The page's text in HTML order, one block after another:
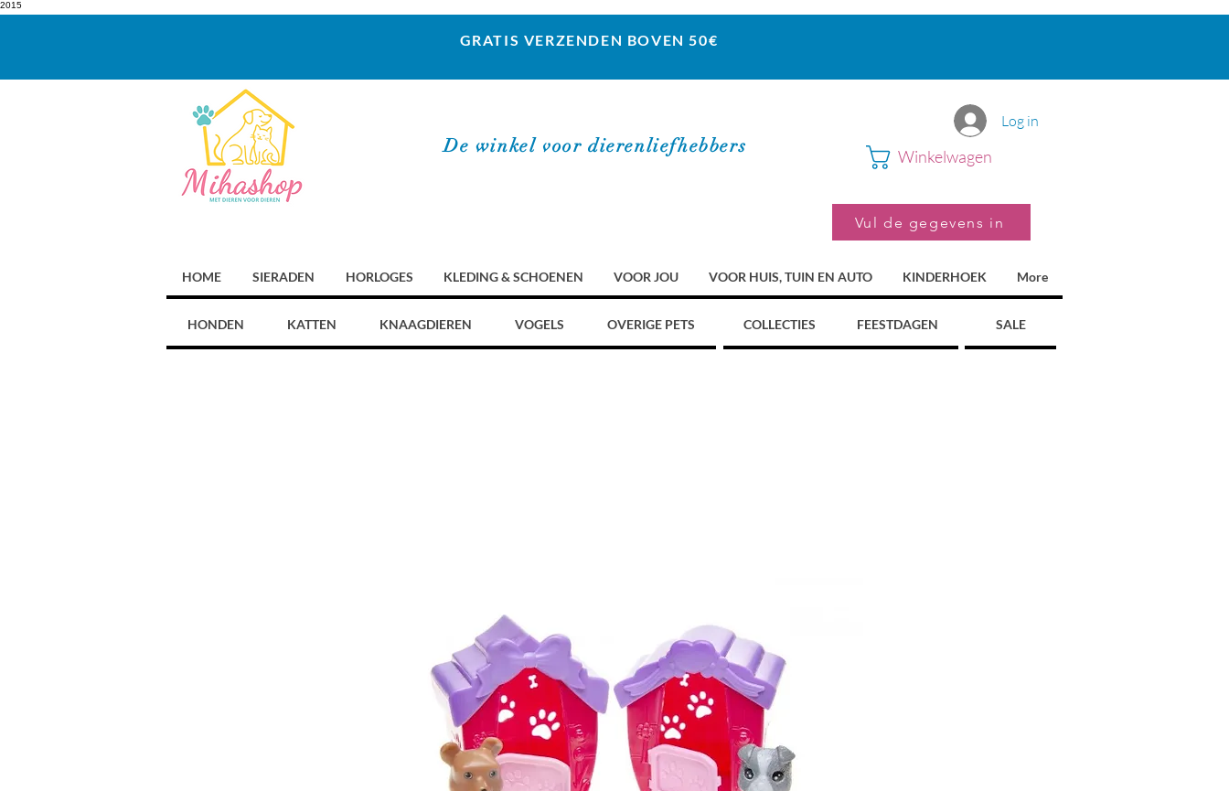
2015
GRATIS VERZENDEN BOVEN 50€
De winkel voor dierenliefhebbers
Log in
Winkelwagen
Vul de gegevens in
HOME SIERADEN HORLOGES KLEDING & SCHOENEN VOOR JOU VOOR HUIS, TUIN EN AUTO KINDERHOEK More
HONDEN KATTEN KNAAGDIEREN VOGELS OVERIGE PETS COLLECTIES FEESTDAGEN SALE